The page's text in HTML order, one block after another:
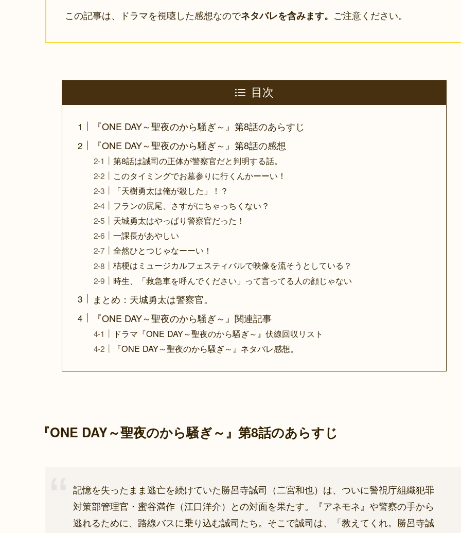
この記事は、ドラマを視聴した感想なのでネタバレを含みます。 ご注意ください。
目次
『ONE DAY～聖夜のから騒ぎ～』第8話のあらすじ
『ONE DAY～聖夜のから騒ぎ～』第8話の感想
第8話は誠司の正体が警察官だと判明する話。
このタイミングでお墓参りに行くんかーーい！
「天樹勇太は俺が殺した」！？
フランの尻尾、さすがにちゃっちくない？
天城勇太はやっぱり警察官だった！
一課長があやしい
全然ひとつじゃなーーい！
桔梗はミュージカルフェスティバルで映像を流そうとしている？
時生、「救急車を呼んでください」って言ってる人の顔じゃない
まとめ：天城勇太は警察官。
『ONE DAY～聖夜のから騒ぎ～』関連記事
ドラマ『ONE DAY～聖夜のから騒ぎ～』伏線回収リスト
『ONE DAY～聖夜のから騒ぎ～』ネタバレ感想。
『ONE DAY～聖夜のから騒ぎ～』第8話のあらすじ
記憶を失ったまま逃亡を続けていた勝呂寺誠司（二宮和也）は、ついに警視庁組織犯罪
対策部管理官・蜜谷満作（江口洋介）との対面を果たす。『アネモネ』や警察の手から
逃れるために、路線バスに乗り込む誠司たち。そこで誠司は、「教えてくれ。勝呂寺誠